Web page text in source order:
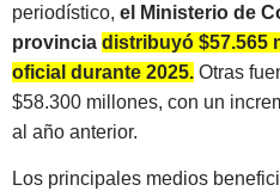
periodístico, el Ministerio de
provincia distribuyó $57.565
oficial durante 2025. Otras
$58.300 millones, con un
al año anterior.
Los principales medios